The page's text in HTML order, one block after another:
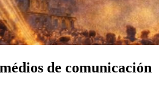
de comunicación